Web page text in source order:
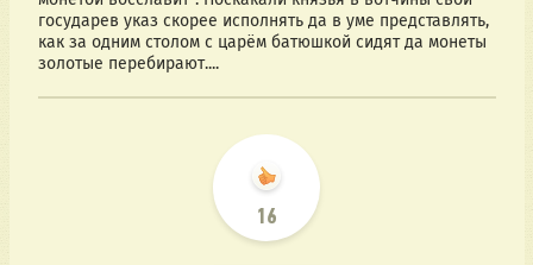
государев указ скорее исполнять да в уме представлять,
как за одним столом с царём батюшкой сидят да монеты
золотые перебирают....
16